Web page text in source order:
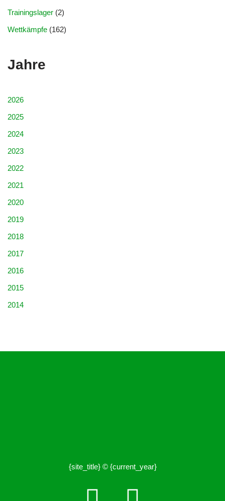
Trainingslager (2)
Wettkämpfe (162)
Jahre
2026
2025
2024
2023
2022
2021
2020
2019
2018
2017
2016
2015
2014
{site_title} © {current_year}